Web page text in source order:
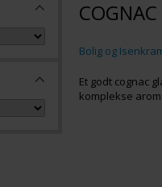
COGNAC
Bolig og
Et godt cognac
komplekse